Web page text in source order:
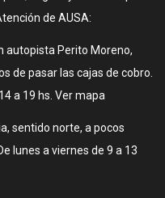
de AUSA:
autopista Perito Moreno,
de pasar las cajas de cobro.
a 19 hs. Ver mapa
sentido norte, a pocos
lunes a viernes de 9 a 13